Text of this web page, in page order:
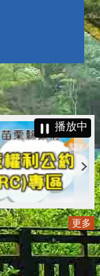
播放中
更多